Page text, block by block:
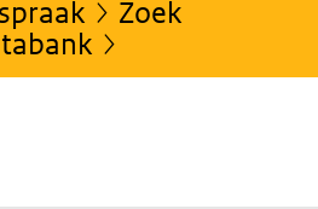
Zoek